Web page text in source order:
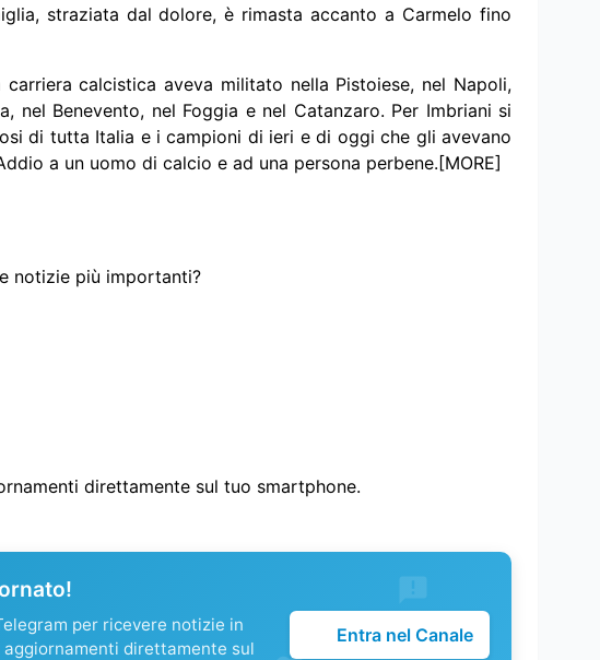
straziata dal dolore, è rimasta accanto a Carmelo fino
calcistica aveva militato nella Pistoiese, nel Napoli,
nel Benevento, nel Foggia e nel Catanzaro. Per Imbriani si
di tutta Italia e i campioni di ieri e di oggi che gli avevano
a un uomo di calcio e ad una persona perbene.[MORE]
notizie più importanti?
direttamente sul tuo smartphone.
per ricevere notizie in
direttamente sul
Entra nel Canale